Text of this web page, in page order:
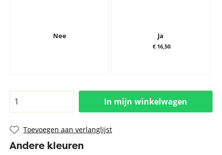
Nee Ja
€ 16,50
In mijn winkelwagen
Toevoegen aan verlanglijst
Andere kleuren